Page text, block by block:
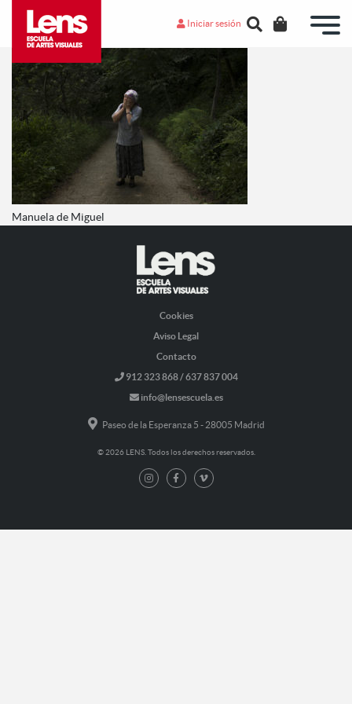
Iniciar sesión
Manuela de Miguel
Cookies
Aviso Legal
Contacto
912 323 868 / 637 837 004
info@lensescuela.es
Paseo de la Esperanza 5 - 28005 Madrid
© 2026 LENS. Todos los derechos reservados.